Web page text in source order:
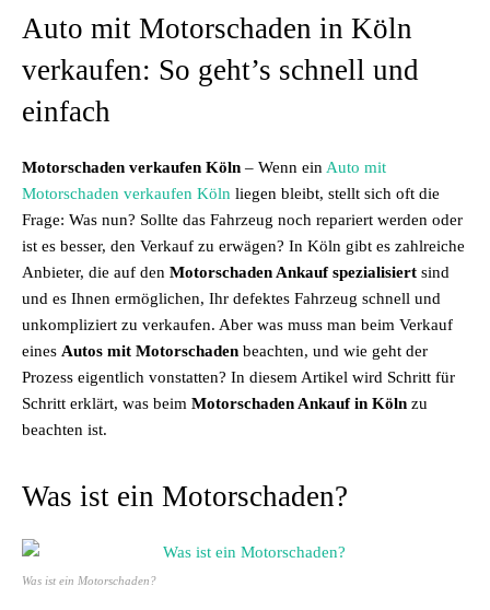
Auto mit Motorschaden in Köln
verkaufen: So geht’s schnell und
einfach
Motorschaden verkaufen Köln – Wenn ein Auto mit
Motorschaden verkaufen Köln liegen bleibt, stellt sich oft die
Frage: Was nun? Sollte das Fahrzeug noch repariert werden oder
ist es besser, den Verkauf zu erwägen? In Köln gibt es zahlreiche
Anbieter, die auf den Motorschaden Ankauf spezialisiert sind
und es Ihnen ermöglichen, Ihr defektes Fahrzeug schnell und
unkompliziert zu verkaufen. Aber was muss man beim Verkauf
eines Autos mit Motorschaden beachten, und wie geht der
Prozess eigentlich vonstatten? In diesem Artikel wird Schritt für
Schritt erklärt, was beim Motorschaden Ankauf in Köln zu
beachten ist.
Was ist ein Motorschaden?
Was ist ein Motorschaden?